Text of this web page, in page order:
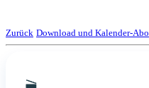
Zurück Download und Kalender-Abo